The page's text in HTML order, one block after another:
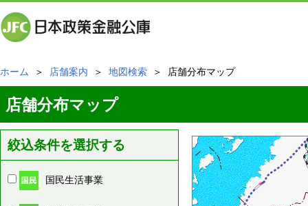
ホーム ＞ 店舗案内 ＞ 地図検索 ＞ 店舗分布マップ
店舗分布マップ
絞込条件を選択する
国民生活事業